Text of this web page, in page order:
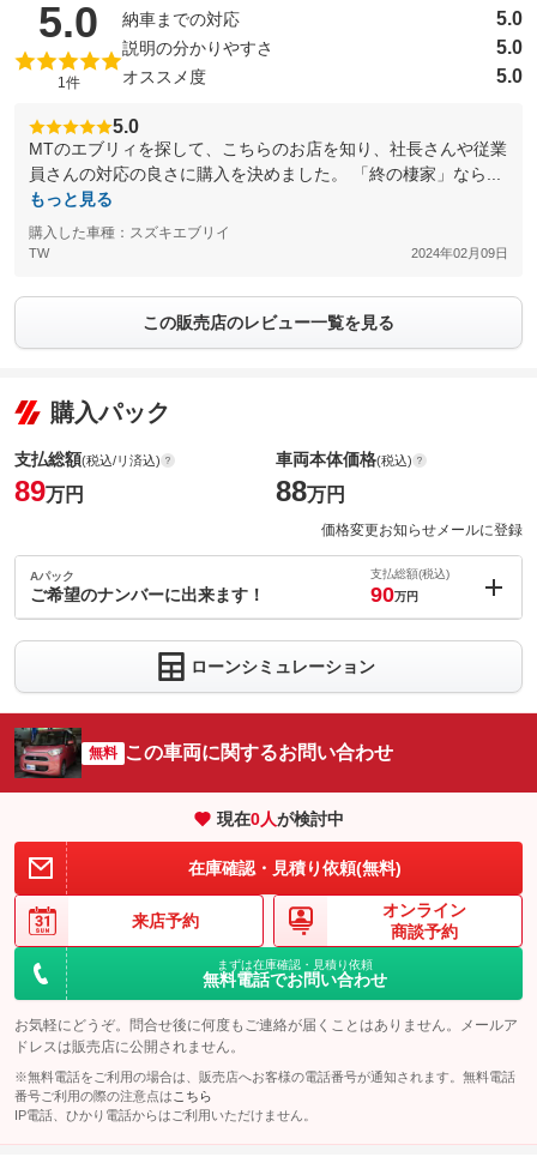
5.0 （5点満点中）
1件
納車までの対応 5.0
説明の分かりやすさ 5.0
オススメ度 5.0
5.0
MTのエブリィを探して、こちらのお店を知り、社長さんや従業
員さんの対応の良さに購入を決めました。 「終の棲家」なら...
もっと見る
購入した車種：スズキエブリイ
TW 2024年02月09日
この販売店のレビュー一覧を見る
購入パック
支払総額(税込/リ済込)
89万円
車両本体価格(税込)
88万円
価格変更お知らせメールに登録
Aパック
ご希望のナンバーに出来ます！
支払総額(税込)
90万円
1
車両本体価
格
おクルマご成約の際に、ご希望のナンバーにすることが可能で
す！この機会にお気に入りの番号にしてみませんか？是非、ご検
討下さい！
備考 －
このパックの見積もり依頼（無料）
ローンシミュレーション
無料 この車両に関するお問い合わせ
現在0人が検討中
在庫確認・見積り依頼(無料)
来店予約
オンライン
商談予約
まずは在庫確認・見積り依頼
無料電話でお問い合わせ
お気軽にどうぞ。問合せ後に何度もご連絡が届くことはありません。メールア
ドレスは販売店に公開されません。
※無料電話をご利用の場合は、販売店へお客様の電話番号が通知されます。無料電話
番号ご利用の際の注意点は こちら
IP電話、ひかり電話からはご利用いただけません。